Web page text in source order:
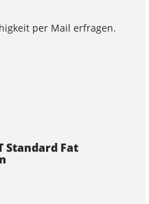
per Mail erfragen.
Standard Fat